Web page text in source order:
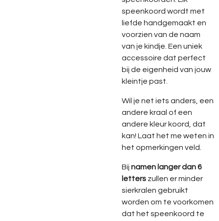
speenkoord wordt met
liefde handgemaakt en
voorzien van de naam
van je kindje. Een uniek
accessoire dat perfect
bij de eigenheid van jouw
kleintje past.
Wil je net iets anders, een
andere kraal of een
andere kleur koord, dat
kan! Laat het me weten in
het opmerkingen veld.
Bij namen langer dan 6
letters zullen er minder
sierkralen gebruikt
worden om te voorkomen
dat het speenkoord te